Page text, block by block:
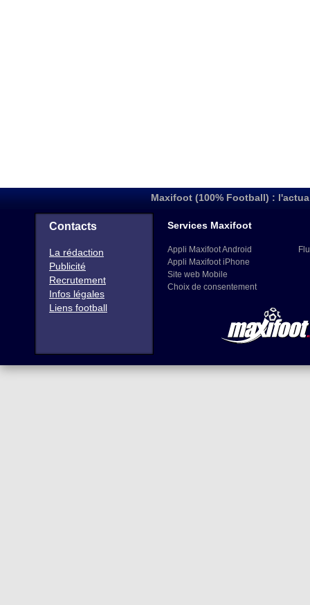
Maxifoot (100% Football) :
Contacts
La rédaction
Publicité
Recrutement
Infos légales
Liens football
Services Maxifoot
Appli Maxifoot Android
Appli Maxifoot iPhone
Site web Mobile
Choix de consentement